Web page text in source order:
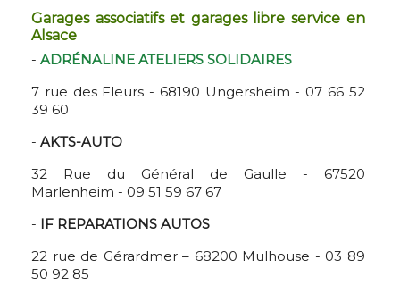
Garages associatifs et garages libre service en
Alsace
- ADRÉNALINE ATELIERS SOLIDAIRES
7 rue des Fleurs - 68190 Ungersheim - 07 66 52
39 60
- AKTS-AUTO
32 Rue du Général de Gaulle - 67520
Marlenheim - 09 51 59 67 67
- IF REPARATIONS AUTOS
22 rue de Gérardmer – 68200 Mulhouse - 03 89
50 92 85